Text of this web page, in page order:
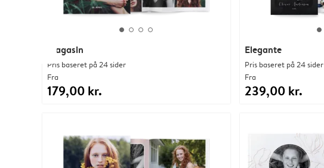
Elegante
Pris baseret på 24 sider
Fra
239,00 kr.
Magasin
Pris baseret på 24 sider
Fra
179,00 kr.